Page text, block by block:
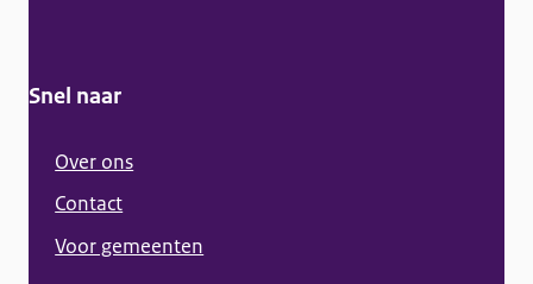
e
Snel naar
Over ons
Contact
Voor gemeenten